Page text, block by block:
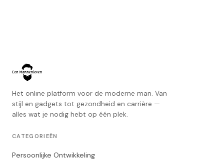
Het online platform voor de moderne man. Van
stijl en gadgets tot gezondheid en carrière —
alles wat je nodig hebt op één plek.
CATEGORIEËN
Persoonlijke Ontwikkeling